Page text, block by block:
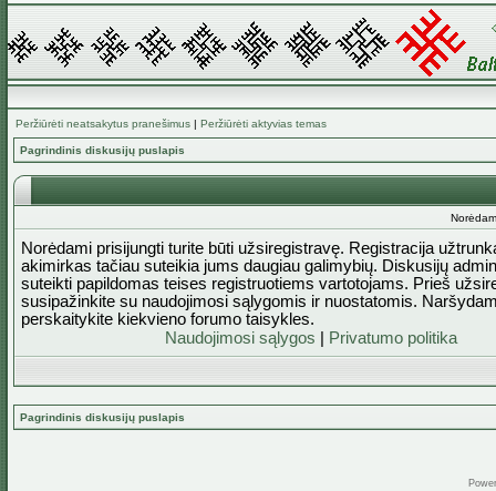
Peržiūrėti neatsakytus pranešimus | Peržiūrėti aktyvias temas
Pagrindinis diskusijų puslapis
Norėdami prisijungti turite būti užsiregistravę. Registracija
akimirkas tačiau suteikia jums daugiau galimybių. Diskusijų
suteikti papildomas teises registruotiems vartotojams. Prieš
susipažinkite su naudojimosi sąlygomis ir nuostatomis.
perskaitykite kiekvieno forumo taisykles.
Naudojimosi sąlygos
Privatumo politika
Pagrindinis diskusijų puslapis